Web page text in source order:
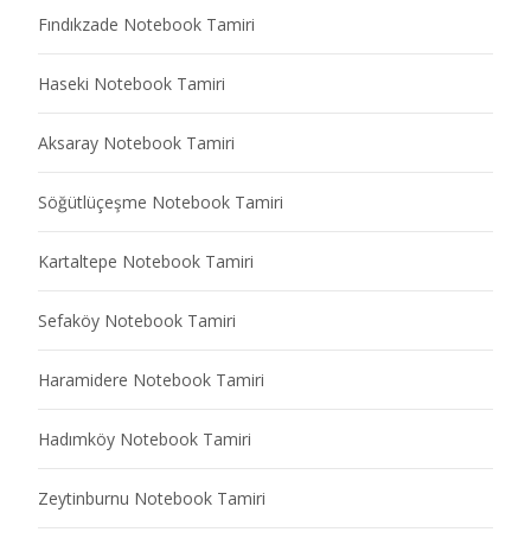
Fındıkzade Notebook Tamiri
Haseki Notebook Tamiri
Aksaray Notebook Tamiri
Söğütlüçeşme Notebook Tamiri
Kartaltepe Notebook Tamiri
Sefaköy Notebook Tamiri
Haramidere Notebook Tamiri
Hadımköy Notebook Tamiri
Zeytinburnu Notebook Tamiri